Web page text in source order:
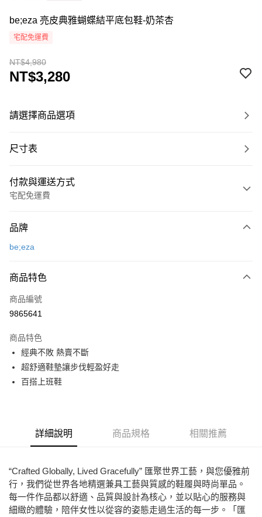
be;eza 亮皮典雅蝴蝶結平底包鞋-奶茶杏
宅配免運費
NT$4,980
NT$3,280
請選擇商品選項
尺寸表
付款與運送方式
宅配免運費
信用卡一次付款
LINE Pay
Apple Pay
悠遊付
ATM付款
每筆NT$80，滿NT$2,000(含以上)免運費
每筆NT$80，滿NT$2,000(含以上)免運費
宅配
免運費
品牌
be;eza
商品特色
商品編號
9865641
商品特色
經典不敗 熱賣不斷
超舒適鞋墊讓步伐輕盈好走
百搭上班鞋
詳細說明 商品規格 相關推薦
“Crafted Globally, Lived Gracefully” 匯聚世界工藝，與您優雅前
行，我們從世界各地精選兼具工藝與質感的鞋履與時尚單品。
每一件作品都以舒適、品質與設計為核心，並以貼心的服務與
細緻的體驗，陪伴女性以從容的姿態走過生活的每一步。「匯